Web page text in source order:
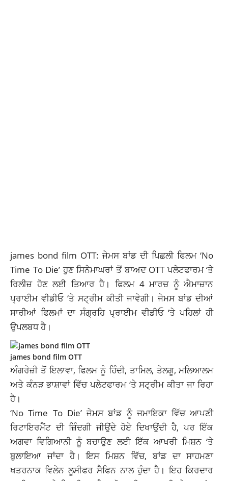
james bond film OTT: ਜੇਮਸ ਬਾਂਡ ਦੀ ਪਿਛਲੀ ਫਿਲਮ ‘No
Time To Die’ ਹੁਣ ਸਿਨੇਮਾਘਰਾਂ ਤੋਂ ਬਾਅਦ OTT ਪਲੇਟਫਾਰਮ ‘ਤੇ
ਰਿਲੀਜ਼ ਹੋਣ ਲਈ ਤਿਆਰ ਹੈ। ਫਿਲਮ 4 ਮਾਰਚ ਨੂੰ ਐਮਾਜ਼ਾਨ
ਪ੍ਰਾਈਮ ਵੀਡੀਓ ‘ਤੇ ਸਟ੍ਰੀਮ ਕੀਤੀ ਜਾਵੇਗੀ। ਜੇਮਸ ਬਾਂਡ ਦੀਆਂ
ਸਾਰੀਆਂ ਫਿਲਮਾਂ ਦਾ ਸੰਗ੍ਰਹਿ ਪ੍ਰਾਈਮ ਵੀਡੀਓ ‘ਤੇ ਪਹਿਲਾਂ ਹੀ
ਉਪਲਬਧ ਹੈ।
james bond film OTT
ਅੰਗਰੇਜ਼ੀ ਤੋਂ ਇਲਾਵਾ, ਫਿਲਮ ਨੂੰ ਹਿੰਦੀ, ਤਾਮਿਲ, ਤੇਲਗੂ, ਮਲਿਆਲਮ
ਅਤੇ ਕੰਨੜ ਭਾਸ਼ਾਵਾਂ ਵਿੱਚ ਪਲੇਟਫਾਰਮ ‘ਤੇ ਸਟ੍ਰੀਮ ਕੀਤਾ ਜਾ ਰਿਹਾ
ਹੈ।
‘No Time To Die’ ਜੇਮਸ ਬਾਂਡ ਨੂੰ ਜਮਾਇਕਾ ਵਿੱਚ ਆਪਣੀ
ਰਿਟਾਇਰਮੈਂਟ ਦੀ ਜ਼ਿੰਦਗੀ ਜੀਉਂਦੇ ਹੋਏ ਦਿਖਾਉਂਦੀ ਹੈ, ਪਰ ਇੱਕ
ਅਗਵਾ ਵਿਗਿਆਨੀ ਨੂੰ ਬਚਾਉਣ ਲਈ ਇੱਕ ਆਖਰੀ ਮਿਸ਼ਨ ‘ਤੇ
ਬੁਲਾਇਆ ਜਾਂਦਾ ਹੈ। ਇਸ ਮਿਸ਼ਨ ਵਿੱਚ, ਬਾਂਡ ਦਾ ਸਾਹਮਣਾ
ਖਤਰਨਾਕ ਵਿਲੇਨ ਲੂਸੀਫਰ ਸੈਫਿਨ ਨਾਲ ਹੁੰਦਾ ਹੈ। ਇਹ ਕਿਰਦਾਰ